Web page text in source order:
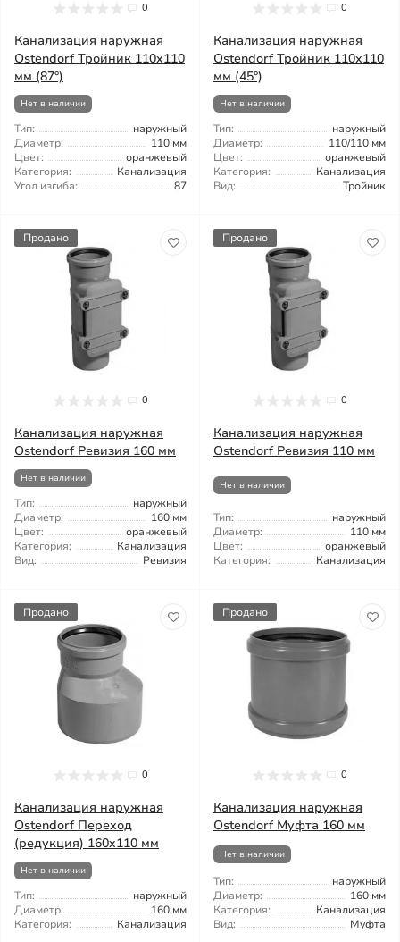
0
Канализация наружная
Ostendorf Тройник 110x110
мм (87°)
Нет в наличии
Тип:
наружный
Диаметр:
110 мм
Цвет:
оранжевый
Категория:
Канализация
Угол изгиба:
87
0
Канализация наружная
Ostendorf Тройник 110x110
мм (45°)
Нет в наличии
Тип:
наружный
Диаметр:
110/110 мм
Цвет:
оранжевый
Категория:
Канализация
Вид:
Тройник
Продано
0
Канализация наружная
Ostendorf Ревизия 160 мм
Нет в наличии
Тип:
наружный
Диаметр:
160 мм
Цвет:
оранжевый
Категория:
Канализация
Вид:
Ревизия
Продано
0
Канализация наружная
Ostendorf Ревизия 110 мм
Нет в наличии
Тип:
наружный
Диаметр:
110 мм
Цвет:
оранжевый
Категория:
Канализация
Продано
0
Канализация наружная
Ostendorf Переход
(редукция) 160x110 мм
Нет в наличии
Тип:
наружный
Диаметр:
160 мм
Категория:
Канализация
Продано
0
Канализация наружная
Ostendorf Муфта 160 мм
Нет в наличии
Тип:
наружный
Диаметр:
160 мм
Категория:
Канализация
Вид:
Муфта